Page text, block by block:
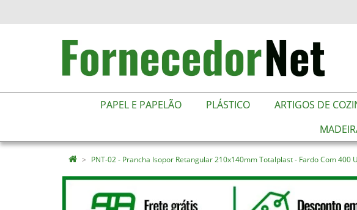
PAPEL E PAPELÃO PLÁSTICO ARTIGOS DE
PNT-02 - Prancha Isopor Retangular 210x140mm Totalplast - Fardo Com 400